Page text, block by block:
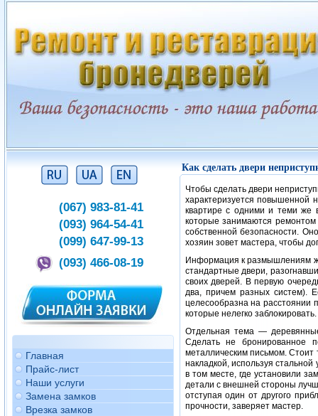
(067) 983-81-41
(093) 964-54-41
(099) 647-99-13
(093) 466-08-19
Главная
Прайс-лист
Наши услуги
Замена замков
Врезка замков
Как сделать двери
Чтобы сделать двери
характеризуется повышенной
квартире с одними и теми же
которые занимаются
собственной безопасности.
хозяин зовет мастера, чтобы
Информация к размышлениям
стандартные двери,
своих дверей. В первую
два, причем разных систем).
целесообразна на расстоянии
которые нелегко заблокировать.
Отдельная тема —
Сделать не бронированное
металлическим письмом. Стоит
накладкой, используя
в том месте, где установили
детали с внешней стороны
отступая один от другого
прочности, заверяет мастер.